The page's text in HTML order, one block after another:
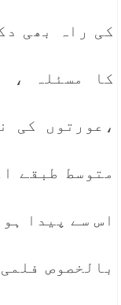
کی راہ بھی
کا مسئلہ ،
،عورتوں کی
متوسط طبقے
اس سے پیدا
بالخصوص